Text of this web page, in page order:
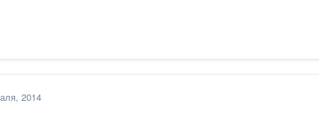
2014